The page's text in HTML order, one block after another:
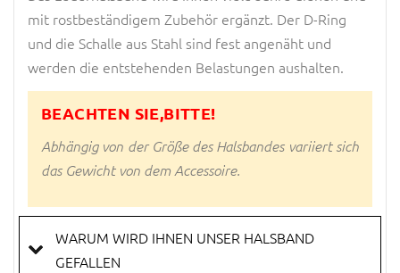
mit rostbeständigem Zubehör ergänzt. Der D-Ring
und die Schalle aus Stahl sind fest angenäht und
werden die entstehenden Belastungen aushalten.
BEACHTEN SIE,BITTE!
Abhängig von der Größe des Halsbandes variiert sich
das Gewicht von dem Accessoire.
WARUM WIRD IHNEN UNSER HALSBAND
GEFALLEN